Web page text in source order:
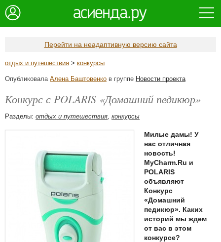
Перейти на неадаптивную версию сайта
отдых и путешествия > конкурсы
Опубликовала Алена Баштовенко в группе Новости проекта
Конкурс с POLARIS «Домашний педикюр»
Разделы: отдых и путешествия, конкурсы
Милые дамы! У
нас отличная
новость!
MyCharm.Ru и
POLARIS
объявляют
Конкурс
«Домашний
педикюр». Каких
историй мы ждем
от вас в этом
конкурсе?